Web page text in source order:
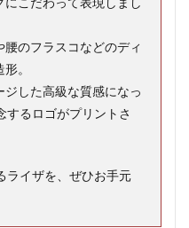
のフラスコなどのディ
。
した高級な質感になっ
するロゴがプリントさ
ライザを、ぜひお手元